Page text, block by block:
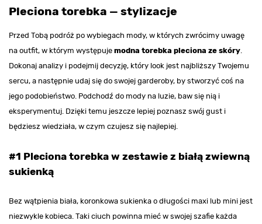
Pleciona torebka — stylizacje
Przed Tobą podróż po wybiegach mody, w których zwrócimy uwagę
na outfit, w którym występuje modna torebka pleciona ze skóry.
Dokonaj analizy i podejmij decyzję, który look jest najbliższy Twojemu
sercu, a następnie udaj się do swojej garderoby, by stworzyć coś na
jego podobieństwo. Podchodź do mody na luzie, baw się nią i
eksperymentuj. Dzięki temu jeszcze lepiej poznasz swój gust i
będziesz wiedziała, w czym czujesz się najlepiej.
#1 Pleciona torebka w zestawie z białą zwiewną
sukienką
Bez wątpienia biała, koronkowa sukienka o długości maxi lub mini jest
niezwykle kobieca. Taki ciuch powinna mieć w swojej szafie każda